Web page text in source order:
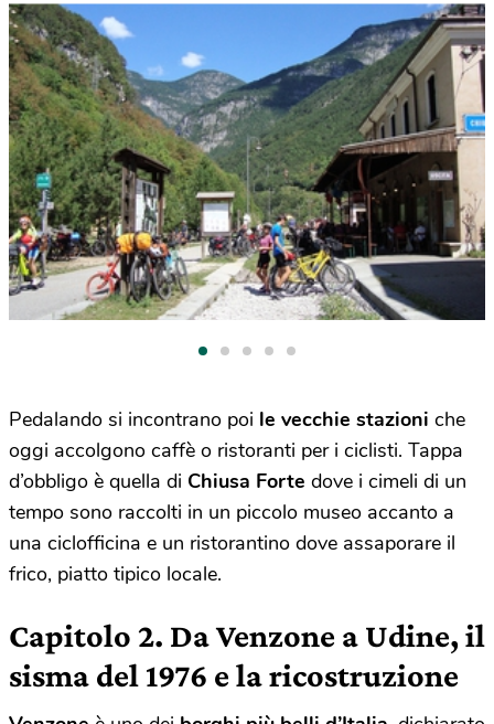
Pedalando si incontrano poi le vecchie stazioni che
oggi accolgono caffè o ristoranti per i ciclisti. Tappa
d’obbligo è quella di Chiusa Forte dove i cimeli di un
tempo sono raccolti in un piccolo museo accanto a
una ciclofficina e un ristorantino dove assaporare il
frico, piatto tipico locale.
Capitolo 2. Da Venzone a Udine, il
sisma del 1976 e la ricostruzione